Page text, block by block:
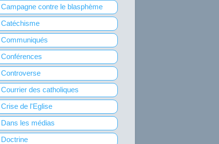
Campagne contre le blasphème
Catéchisme
Communiqués
Conférences
Controverse
Courrier des catholiques
Crise de l'Eglise
Dans les médias
Doctrine